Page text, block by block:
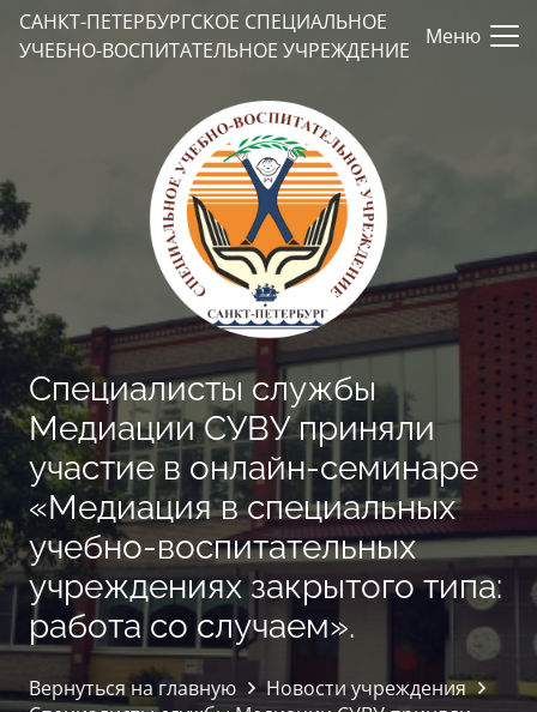
САНКТ-ПЕТЕРБУРГСКОЕ СПЕЦИАЛЬНОЕ
УЧЕБНО-ВОСПИТАТЕЛЬНОЕ УЧРЕЖДЕНИЕ
Меню
Специалисты службы
Медиации СУВУ приняли
участие в онлайн-семинаре
«Медиация в специальных
учебно-воспитательных
учреждениях закрытого типа:
работа со случаем».
Вернуться на главную
Новости учреждения